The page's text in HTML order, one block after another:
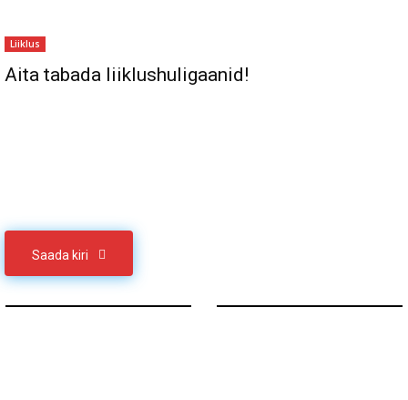
Liiklus
Aita tabada liiklushuligaanid!
Saada kiri